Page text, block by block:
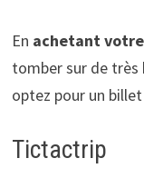
En achetant
tomber sur de très
optez pour un billet
Tictactrip